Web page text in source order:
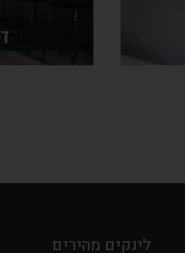
לינקים מהירים